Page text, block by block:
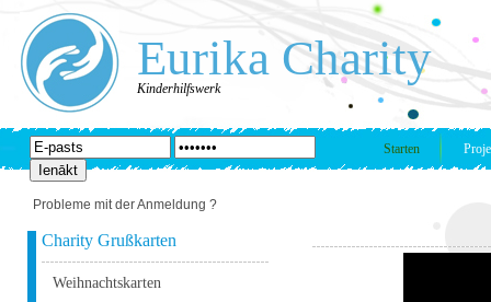
Eurika Charity
Kinderhilfswerk
Starten
Probleme mit der Anmeldung ?
Charity Grußkarten
Weihnachtskarten